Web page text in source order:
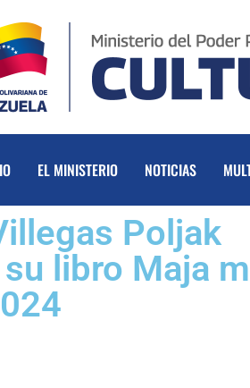
EL MINISTERIO NOTICIAS
Poljak
libro Maja